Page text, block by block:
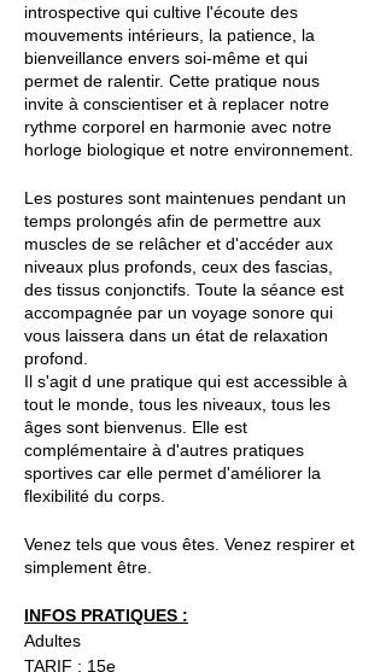
introspective qui cultive l'écoute des
mouvements intérieurs, la patience, la
bienveillance envers soi-même et qui
permet de ralentir. Cette pratique nous
invite à conscientiser et à replacer notre
rythme corporel en harmonie avec notre
horloge biologique et notre environnement.
Les postures sont maintenues pendant un
temps prolongés afin de permettre aux
muscles de se relâcher et d'accéder aux
niveaux plus profonds, ceux des fascias,
des tissus conjonctifs. Toute la séance est
accompagnée par un voyage sonore qui
vous laissera dans un état de relaxation
profond.
Il s'agit d une pratique qui est accessible à
tout le monde, tous les niveaux, tous les
âges sont bienvenus. Elle est
complémentaire à d'autres pratiques
sportives car elle permet d'améliorer la
flexibilité du corps.
Venez tels que vous êtes. Venez respirer et
simplement être.
INFOS PRATIQUES :
Adultes
TARIF : 15e